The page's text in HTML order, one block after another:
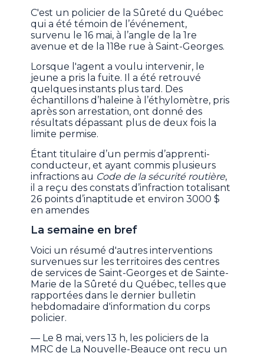
C'est un policier de la Sûreté du Québec
qui a été témoin de l’événement,
survenu le 16 mai, à l’angle de la 1re
avenue et de la 118e rue à Saint-Georges.
Lorsque l'agent a voulu intervenir, le
jeune a pris la fuite. Il a été retrouvé
quelques instants plus tard. Des
échantillons d’haleine à l’éthylomètre, pris
après son arrestation, ont donné des
résultats dépassant plus de deux fois la
limite permise.
Étant titulaire d’un permis d’apprenti-
conducteur, et ayant commis plusieurs
infractions au Code de la sécurité routière,
il a reçu des constats d’infraction totalisant
26 points d’inaptitude et environ 3000 $
en amendes
La semaine en bref
Voici un résumé d'autres interventions
survenues sur les territoires des centres
de services de Saint-Georges et de Sainte-
Marie de la Sûreté du Québec, telles que
rapportées dans le dernier bulletin
hebdomadaire d'information du corps
policier.
— Le 8 mai, vers 13 h, les policiers de la
MRC de La Nouvelle-Beauce ont reçu un